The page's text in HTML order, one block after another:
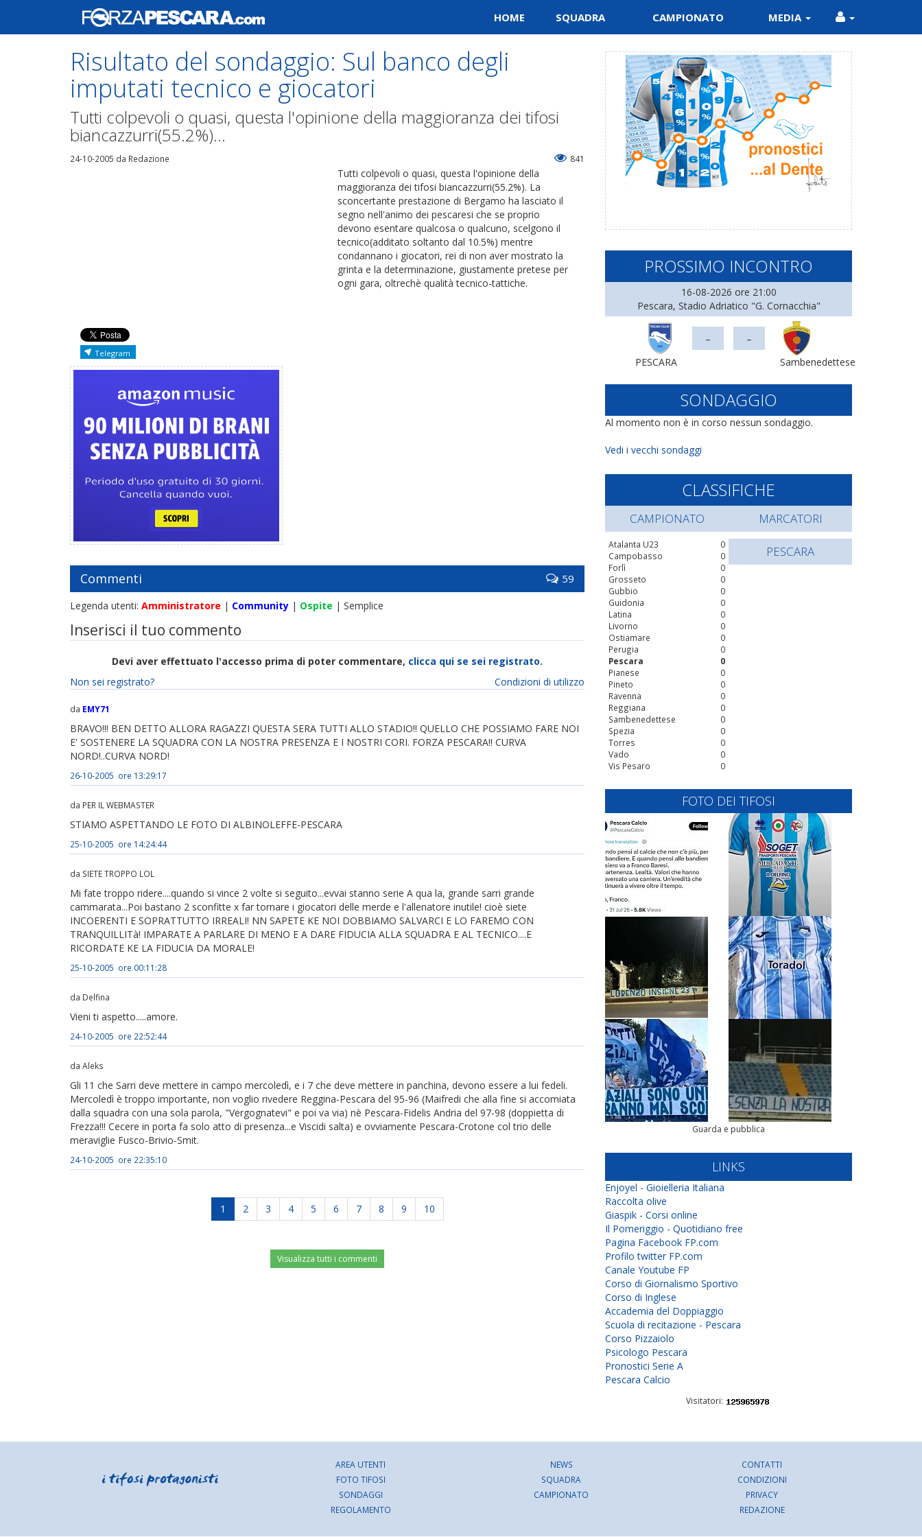
HOME SQUADRA CAMPIONATO MEDIA
Risultato del sondaggio: Sul banco degli
imputati tecnico e giocatori
Tutti colpevoli o quasi, questa l'opinione della maggioranza dei tifosi
biancazzurri(55.2%)...
24-10-2005 da Redazione 841
Tutti colpevoli o quasi, questa l'opinione della
maggioranza dei tifosi biancazzurri(55.2%). La
sconcertante prestazione di Bergamo ha lasciato il
segno nell'animo dei pescaresi che se proprio
devono esentare qualcosa o qualcuno, scelgono il
tecnico(additato soltanto dal 10.5%) mentre
condannano i giocatori, rei di non aver mostrato la
grinta e la determinazione, giustamente pretese per
ogni gara, oltrechè qualità tecnico-tattiche.
Telegram
Commenti 59
Legenda utenti: Amministratore | Community | Ospite | Semplice
Inserisci il tuo commento
Devi aver effettuato l'accesso prima di poter commentare, clicca qui se sei registrato.
Condizioni di utilizzo
Non sei registrato?
da EMY71
BRAVO!!! BEN DETTO ALLORA RAGAZZI QUESTA SERA TUTTI ALLO STADIO!! QUELLO CHE POSSIAMO FARE NOI
E' SOSTENERE LA SQUADRA CON LA NOSTRA PRESENZA E I NOSTRI CORI. FORZA PESCARA!! CURVA
NORD!..CURVA NORD!
26-10-2005 ore 13:29:17
da PER IL WEBMASTER
STIAMO ASPETTANDO LE FOTO DI ALBINOLEFFE-PESCARA
25-10-2005 ore 14:24:44
da SIETE TROPPO LOL
Mi fate troppo ridere....quando si vince 2 volte si seguito...evvai stanno serie A qua la, grande sarri grande
cammarata...Poi bastano 2 sconfitte x far tornare i giocatori delle merde e l'allenatore inutile! cioè siete
INCOERENTI E SOPRATTUTTO IRREALI! NN SAPETE KE NOI DOBBIAMO SALVARCI E LO FAREMO CON
TRANQUILLITà! IMPARATE A PARLARE DI MENO E A DARE FIDUCIA ALLA SQUADRA E AL TECNICO....E
RICORDATE KE LA FIDUCIA DA MORALE!
25-10-2005 ore 00:11:28
da Delfina
Vieni ti aspetto.....amore.
24-10-2005 ore 22:52:44
da Aleks
Gli 11 che Sarri deve mettere in campo mercoledì, e i 7 che deve mettere in panchina, devono essere a lui fedeli.
Mercoledì è troppo importante, non voglio rivedere Reggina-Pescara del 95-96 (Maifredi che alla fine si accomiata
dalla squadra con una sola parola, "Vergognatevi" e poi va via) nè Pescara-Fidelis Andria del 97-98 (doppietta di
Frezza!!! Cecere in porta fa solo atto di presenza...e Viscidi salta) e ovviamente Pescara-Crotone col trio delle
meraviglie Fusco-Brivio-Smit.
24-10-2005 ore 22:35:10
1 2 3 4 5 6 7 8 9 10
Visualizza tutti i commenti
PROSSIMO INCONTRO
16-08-2026 ore 21:00
Pescara, Stadio Adriatico "G. Cornacchia"
PESCARA
- -
Sambenedettese
SONDAGGIO
Al momento non è in corso nessun sondaggio.
Vedi i vecchi sondaggi
CLASSIFICHE
CAMPIONATO
0
Atalanta U23
0
Campobasso
0
Forlì
0
Grosseto
0
Gubbio
0
Guidonia
0
Latina
0
Livorno
0
Ostiamare
0
Perugia
0
Pescara
0
Pianese
0
Pineto
0
Ravenna
0
Reggiana
0
Sambenedettese
0
Spezia
0
Torres
0
Vado
0
Vis Pesaro
MARCATORI
PESCARA
FOTO DEI TIFOSI
Guarda e pubblica
LINKS
Enjoyel - Gioielleria Italiana
Raccolta olive
Giaspik - Corsi online
Il Pomeriggio - Quotidiano free
Pagina Facebook FP.com
Profilo twitter FP.com
Canale Youtube FP
Corso di Giornalismo Sportivo
Corso di Inglese
Accademia del Doppiaggio
Scuola di recitazione - Pescara
Corso Pizzaiolo
Psicologo Pescara
Pronostici Serie A
Pescara Calcio
Visitatori:
AREA UTENTI
FOTO TIFOSI
SONDAGGI
REGOLAMENTO
NEWS
SQUADRA
CAMPIONATO
CONTATTI
CONDIZIONI
PRIVACY
REDAZIONE